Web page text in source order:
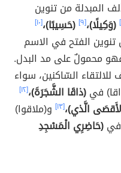
المبدلة من تنوين
(وَكِيلًا)،[٩] (حَسِيبًا)،[١٠]
الفتح في الاسم
محمولٌ على مد البدل.
السّاكنين، سواء
في(ذاقَا الشَّجَرَةَ)،[١٢]
الَّذي)،[١٣] و(ملاقوا)
(حَاضِرِي الْمَسْجِدِ